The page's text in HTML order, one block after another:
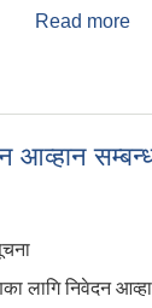
Read more
आव्हान
निवेदन आव्हान